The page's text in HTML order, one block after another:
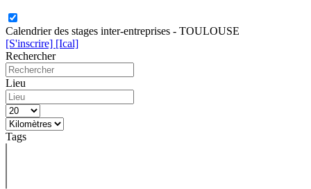
Calendrier des stages inter-entreprises - TOULOUSE
[S'inscrire] [Ical]
Rechercher
Lieu
Tags